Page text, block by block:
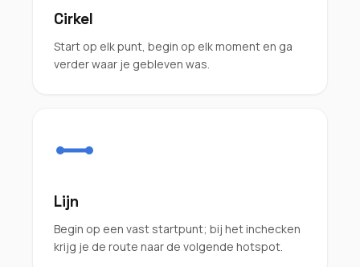
Cirkel
Start op elk punt, begin op elk moment en ga
verder waar je gebleven was.
Lijn
Begin op een vast startpunt; bij het inchecken
krijg je de route naar de volgende hotspot.